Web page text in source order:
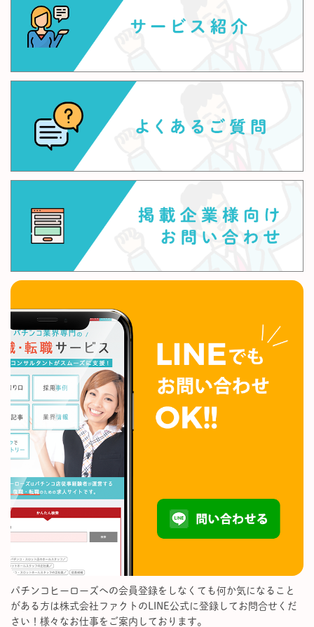
パチンコヒーローズへの会員登録をしなくても何か気になること
がある方は株式会社ファクトのLINE公式に登録してお問合せくだ
さい！様々なお仕事をご案内しております。